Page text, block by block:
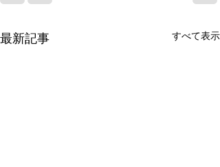
最新記事 すべて表示